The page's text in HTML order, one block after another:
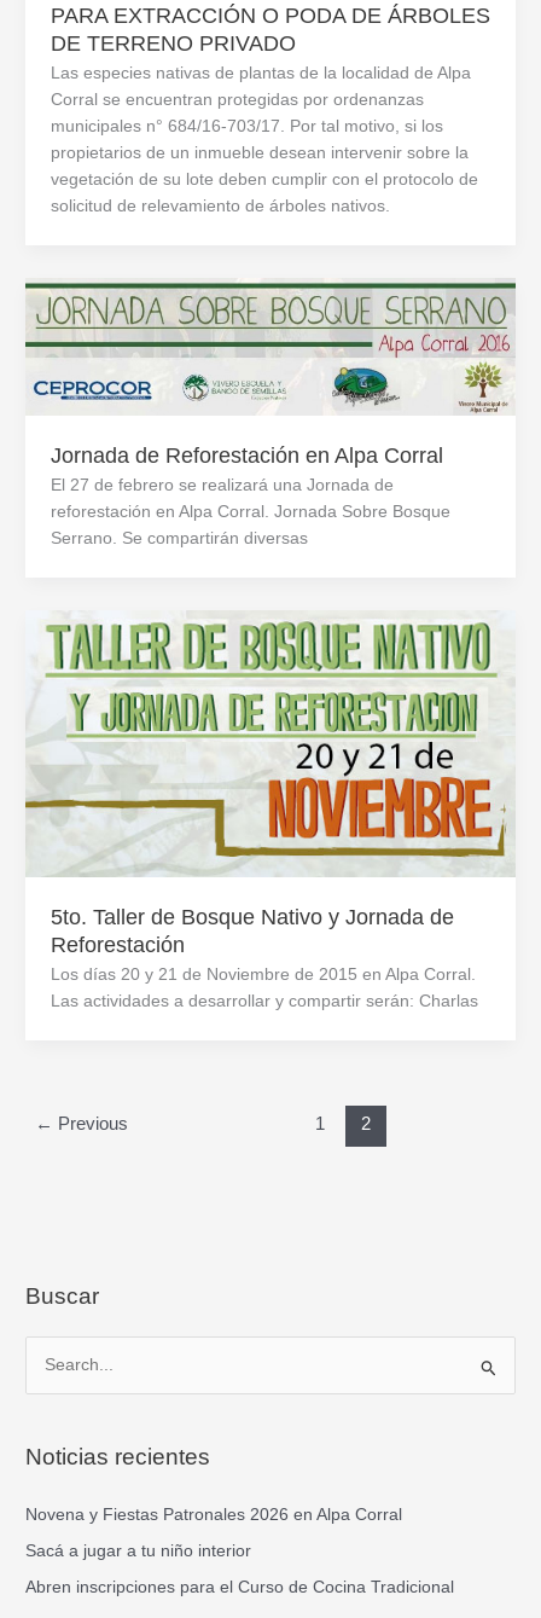
PARA EXTRACCIÓN O PODA DE ÁRBOLES
DE TERRENO PRIVADO
Las especies nativas de plantas de la localidad de Alpa
Corral se encuentran protegidas por ordenanzas
municipales n° 684/16-703/17. Por tal motivo, si los
propietarios de un inmueble desean intervenir sobre la
vegetación de su lote deben cumplir con el protocolo de
solicitud de relevamiento de árboles nativos.
Jornada de Reforestación en Alpa Corral
El 27 de febrero se realizará una Jornada de
reforestación en Alpa Corral. Jornada Sobre Bosque
Serrano. Se compartirán diversas
5to. Taller de Bosque Nativo y Jornada de
Reforestación
Los días 20 y 21 de Noviembre de 2015 en Alpa Corral.
Las actividades a desarrollar y compartir serán: Charlas
← Previous 1 2
Buscar
cNoticias recientes
Novena y Fiestas Patronales 2026 en Alpa Corral
Sacá a jugar a tu niño interior
Abren inscripciones para el Curso de Cocina Tradicional